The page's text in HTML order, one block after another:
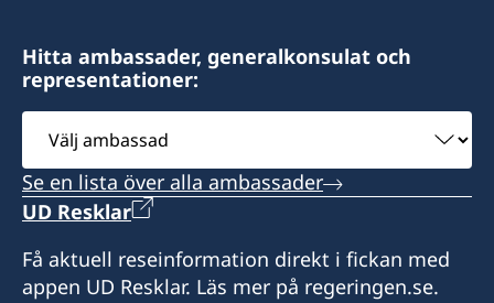
Vid akuta konsulära ärenden utanför kontorstid
vänligen kontakta UD-jouren: +46 8 405 50 05
Honorärkonsul
Manuel Orvalho Gracas De Deus
Hitta ambassader, generalkonsulat och
representationer:
Välj
ambassad
Se en lista över alla ambassader
UD Resklar
Få aktuell reseinformation direkt i fickan med
appen UD Resklar. Läs mer på regeringen.se.